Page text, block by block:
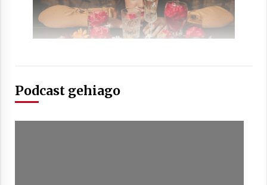
Telebistaren eskutik
Podcast gehiago